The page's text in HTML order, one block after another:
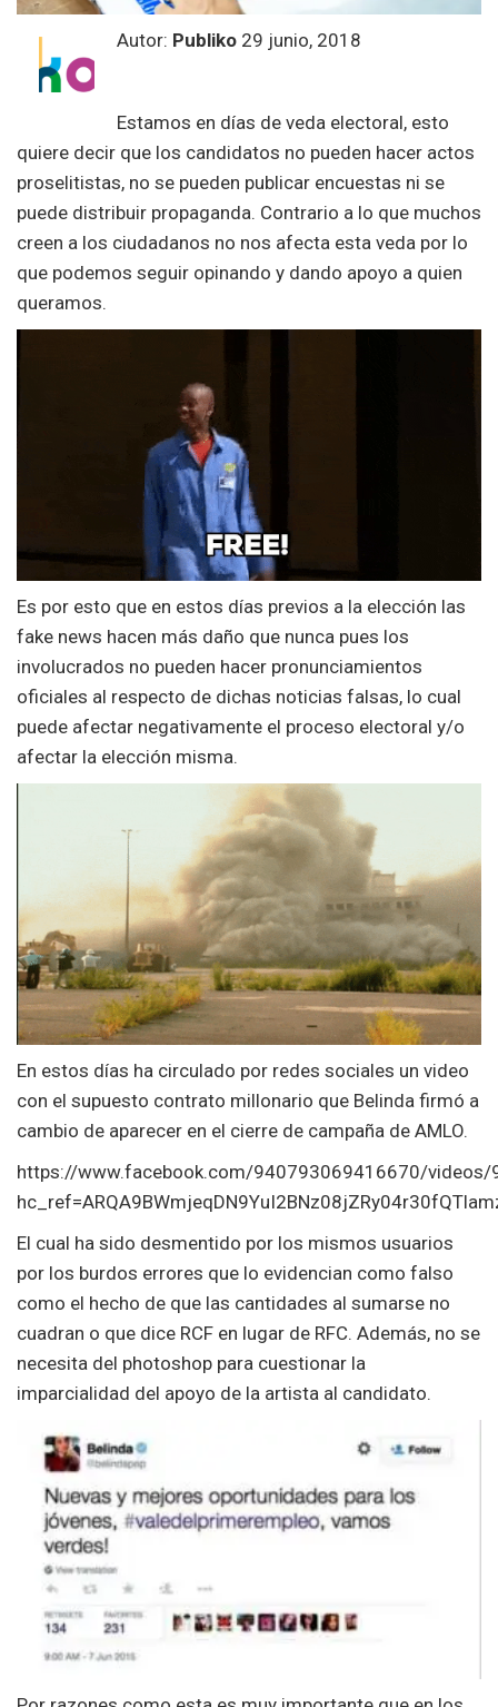
Autor: Publiko 29 junio, 2018
Estamos en días de veda electoral, esto
quiere decir que los candidatos no pueden hacer actos
proselitistas, no se pueden publicar encuestas ni se
puede distribuir propaganda. Contrario a lo que muchos
creen a los ciudadanos no nos afecta esta veda por lo
que podemos seguir opinando y dando apoyo a quien
queramos.
Es por esto que en estos días previos a la elección las
fake news hacen más daño que nunca pues los
involucrados no pueden hacer pronunciamientos
oficiales al respecto de dichas noticias falsas, lo cual
puede afectar negativamente el proceso electoral y/o
afectar la elección misma.
En estos días ha circulado por redes sociales un video
con el supuesto contrato millonario que Belinda firmó a
cambio de aparecer en el cierre de campaña de AMLO.
https://www.facebook.com/940793069416670/
El cual ha sido desmentido por los mismos usuarios
por los burdos errores que lo evidencian como falso
como el hecho de que las cantidades al sumarse no
cuadran o que dice RCF en lugar de RFC. Además, no se
necesita del photoshop para cuestionar la
imparcialidad del apoyo de la artista al candidato.